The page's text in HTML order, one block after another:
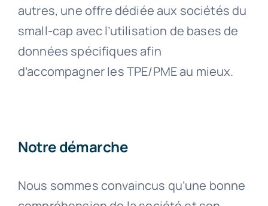
autres, une offre dédiée aux sociétés du
small-cap avec l’utilisation de bases de
données spécifiques afin
d’accompagner les TPE/PME au mieux.
Notre démarche
Nous sommes convaincus qu’une bonne